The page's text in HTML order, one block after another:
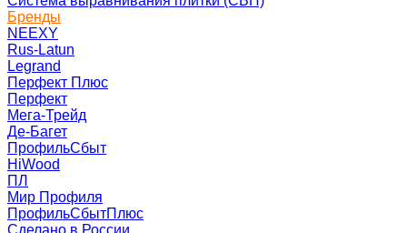
Бренды
NEEXY
Rus-Latun
Legrand
Перфект Плюс
Перфект
Мега-Трейд
Де-Багет
ПрофильСбыт
HiWood
ПЛ
Мир Профиля
ПрофильСбытПлюс
Сделано в России